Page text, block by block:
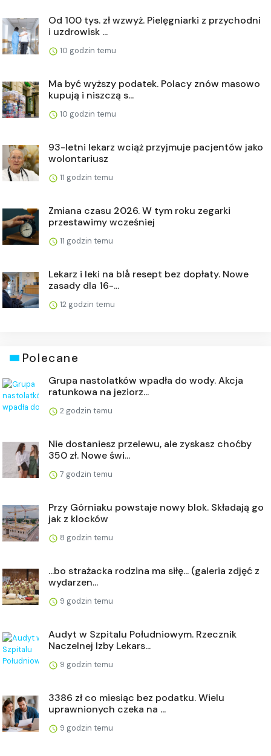
Od 100 tys. zł wzwyż. Pielęgniarki z przychodni
i uzdrowisk ...
10 godzin temu
Ma być wyższy podatek. Polacy znów masowo
kupują i niszczą s...
10 godzin temu
93-letni lekarz wciąż przyjmuje pacjentów jako
wolontariusz
11 godzin temu
Zmiana czasu 2026. W tym roku zegarki
przestawimy wcześniej
11 godzin temu
Lekarz i leki na blå resept bez dopłaty. Nowe
zasady dla 16-...
12 godzin temu
Polecane
Grupa nastolatków wpadła do wody. Akcja
ratunkowa na jeziorz...
2 godzin temu
Nie dostaniesz przelewu, ale zyskasz choćby
350 zł. Nowe świ...
7 godzin temu
Przy Górniaku powstaje nowy blok. Składają go
jak z klocków
8 godzin temu
...bo strażacka rodzina ma siłę... (galeria zdjęć z
wydarzen...
9 godzin temu
Audyt w Szpitalu Południowym. Rzecznik
Naczelnej Izby Lekars...
9 godzin temu
3386 zł co miesiąc bez podatku. Wielu
uprawnionych czeka na ...
9 godzin temu